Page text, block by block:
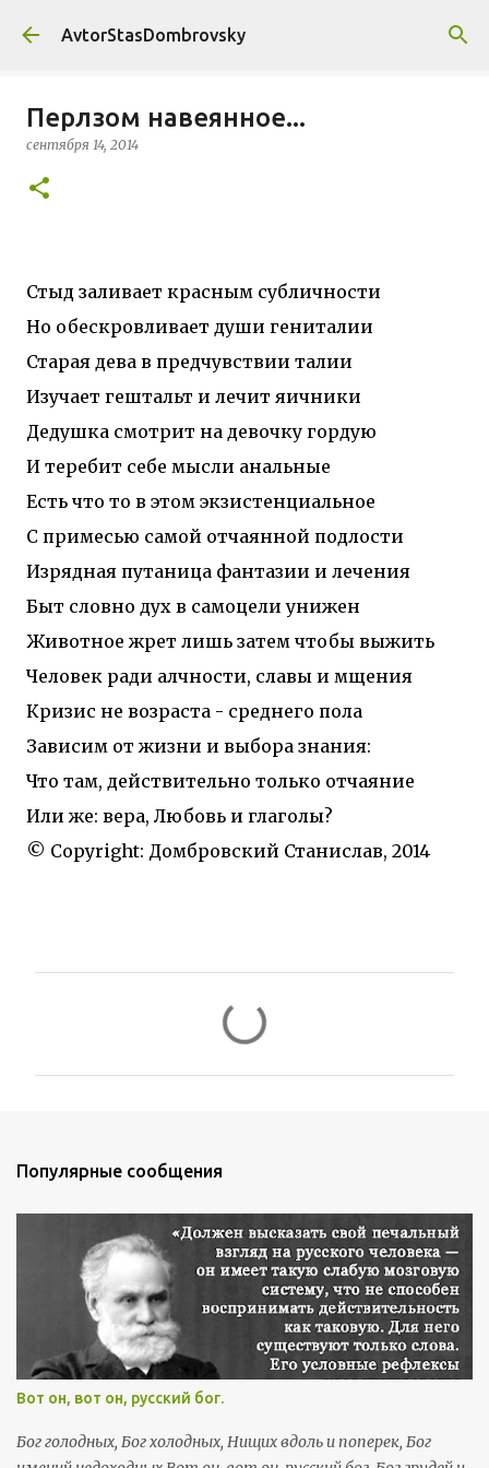
К основному контенту
AvtorStasDombrovsky
Перлзом навеянное...
сентября 14, 2014
Стыд заливает красным субличности
Но обескровливает души гениталии
Старая дева в предчувствии талии
Изучает гештальт и лечит яичники
Дедушка смотрит на девочку гордую
И теребит себе мысли анальные
Есть что то в этом экзистенциальное
С примесью самой отчаянной подлости
Изрядная путаница фантазии и лечения
Быт словно дух в самоцели унижен
Животное жрет лишь затем чтобы выжить
Человек ради алчности, славы и мщения
Кризис не возраста - среднего пола
Зависим от жизни и выбора знания:
Что там, действительно только отчаяние
Или же: вера, Любовь и глаголы?
© Copyright: Домбровский Станислав, 2014
Популярные сообщения
Вот он, вот он, русский бог.
Бог голодных, Бог холодных, Нищих вдоль и поперек, Бог